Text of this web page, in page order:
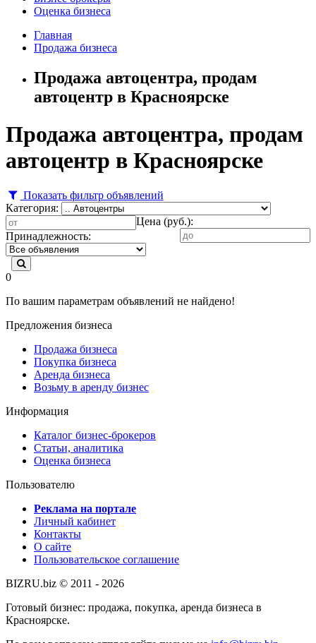
Оценка бизнеса
Главная
Продажа бизнеса
Продажа автоцентра, продам
автоцентр в Красноярске
Продажа автоцентра, продам
автоцентр в Красноярске
Показать фильтр объявлений
Категория:
Цена (руб.):
Принадлежность:
0
По вашим параметрам объявлений не найдено!
Предложения бизнеса
Продажа бизнеса
Покупка бизнеса
Аренда бизнеса
Возьму в аренду бизнес
Информация
Каталог бизнес-брокеров
Статьи, аналитика
Оценка бизнеса
Пользователю
Реклама на портале
Личный кабинет
Контакты
О сайте
Пользовательское соглашение
BIZRU.biz © 2011 - 2026
Готовый бизнес: продажа, покупка, аренда бизнеса в
Красноярске.